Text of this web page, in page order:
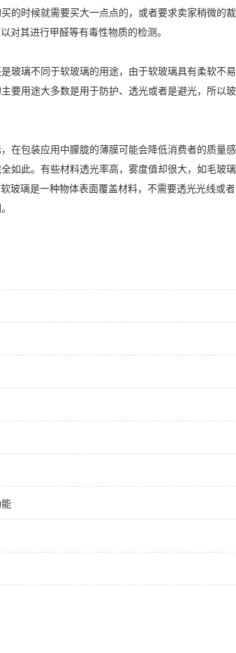
的时候就需要买大一点点的，或者要求卖家稍微的
对其进行甲醛等有毒性物质的检测。
玻璃不同于软玻璃的用途，由于软玻璃具有柔软不
要用途大多数是用于防护、透光或者是避光，所以
在包装应用中朦胧的薄膜可能会降低消费者的质量
如此。有些材料透光率高，雾度值却很大，如毛玻
玻璃是一种物体表面覆盖材料，不需要透光光线或